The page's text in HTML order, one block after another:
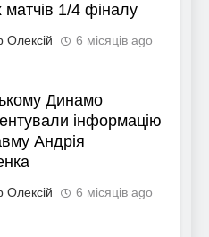
1/4 фіналу
Олексій 6 місяців ago
Динамо
інформацію
Андрія
Олексій 6 місяців ago